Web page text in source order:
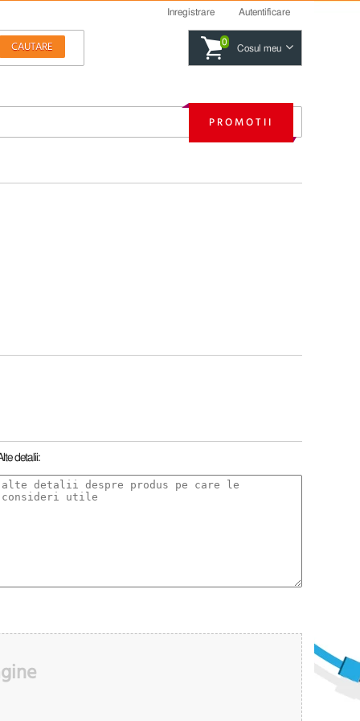
Inregistrare Autentificare
0
Cosul meu
PROMOTII
detalii: